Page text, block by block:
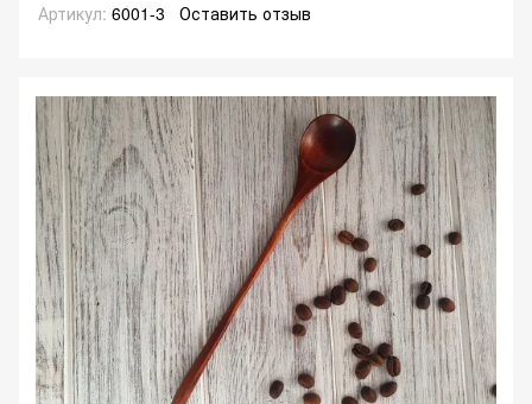
Артикул: 6001-3 Оставить отзыв